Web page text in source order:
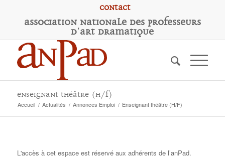
Contact
Association Nationale des Professeurs
d'Art Dramatique
Enseignant théâtre (H/F)
Accueil / Actualités / Annonces Emploi / Enseignant théâtre (H/F)
L'accès à cet espace est réservé aux adhérents de l’anPad.